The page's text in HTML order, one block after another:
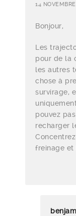
14
Bonjour,
Les
pour de la
les autres
chose à
survirage,
pouvez
recharger
freinage et